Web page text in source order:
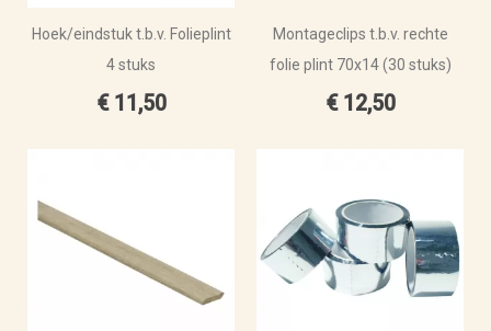
Hoek/eindstuk t.b.v. Folieplint
4 stuks
€ 11,50
Montageclips t.b.v. rechte
folie plint 70x14 (30 stuks)
€ 12,50